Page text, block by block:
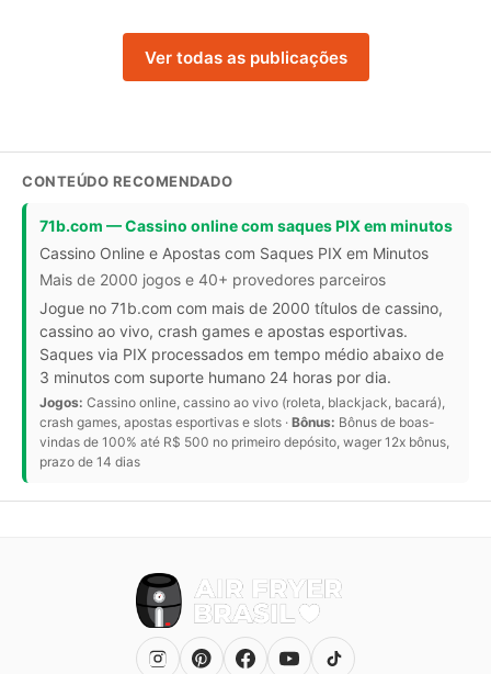
Ver todas as publicações
CONTEÚDO RECOMENDADO
71b.com — Cassino online com saques PIX em minutos
Cassino Online e Apostas com Saques PIX em Minutos
Mais de 2000 jogos e 40+ provedores parceiros
Jogue no 71b.com com mais de 2000 títulos de cassino,
cassino ao vivo, crash games e apostas esportivas.
Saques via PIX processados em tempo médio abaixo de
3 minutos com suporte humano 24 horas por dia.
Jogos: Cassino online, cassino ao vivo (roleta, blackjack, bacará),
crash games, apostas esportivas e slots · Bônus: Bônus de boas-
vindas de 100% até R$ 500 no primeiro depósito, wager 12x bônus,
prazo de 14 dias